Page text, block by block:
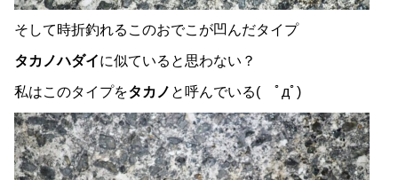
そして時折釣れるこのおでこが凹んだタイプ
タカノハダイに似ていると思わない？
私はこのタイプをタカノ と呼んでいる( ﾟдﾟ)